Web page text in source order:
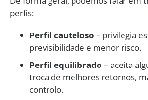
perfis:
Perfil cauteloso – privilegia
previsibilidade e menor risco.
Perfil equilibrado – aceita
troca de melhores retornos,
controlo.